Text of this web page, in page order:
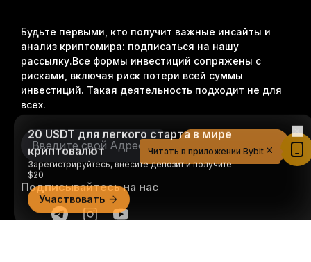
Будьте первыми, кто получит важные инсайты и
анализ криптомира: подписаться на нашу
рассылку.Все формы инвестиций сопряжены с
рисками, включая риск потери всей суммы
инвестиций. Такая деятельность подходит не для
всех.
Подписаться
Подписывайтесь на нас
криптовалют
Зарегистрируйтесь, внесите депозит и получите
$20
Участвовать
Читать в приложении Bybit